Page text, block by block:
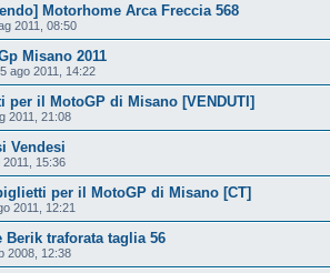
Motorhome Arca Freccia 568
2011, 08:50
Misano 2011
ago 2011, 14:22
per il MotoGP di Misano [VENDUTI]
2011, 21:08
Vendesi
2011, 15:36
per il MotoGP di Misano [CT]
2011, 12:21
traforata taglia 56
2008, 12:38